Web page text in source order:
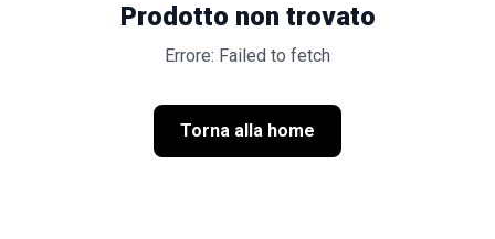
Prodotto non trovato
Errore: Failed to fetch
Torna alla home